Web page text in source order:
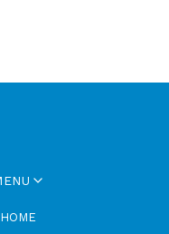
HOME